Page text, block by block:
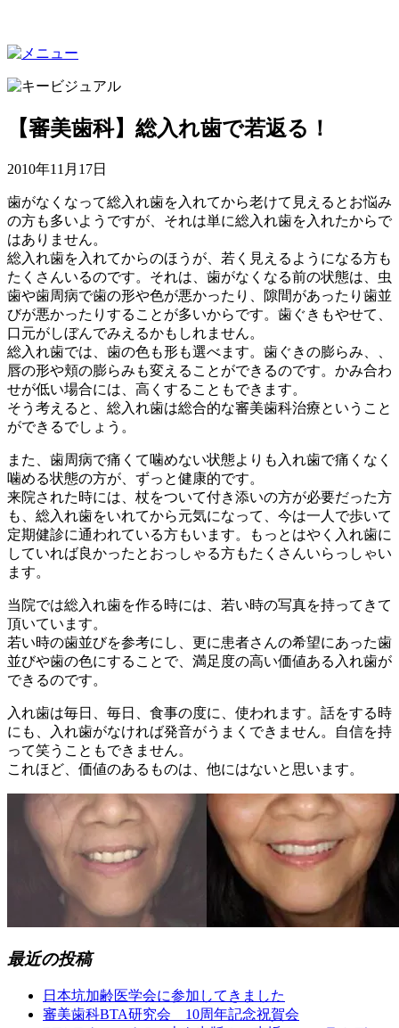
【審美歯科】総入れ歯で若返る！
2010年11月17日
歯がなくなって総入れ歯を入れてから老けて見えるとお悩み
の方も多いようですが、それは単に総入れ歯を入れたからで
はありません。
総入れ歯を入れてからのほうが、若く見えるようになる方も
たくさんいるのです。それは、歯がなくなる前の状態は、虫
歯や歯周病で歯の形や色が悪かったり、隙間があったり歯並
びが悪かったりすることが多いからです。歯ぐきもやせて、
口元がしぼんでみえるかもしれません。
総入れ歯では、歯の色も形も選べます。歯ぐきの膨らみ、、
唇の形や頬の膨らみも変えることができるのです。かみ合わ
せが低い場合には、高くすることもできます。
そう考えると、総入れ歯は総合的な審美歯科治療ということ
ができるでしょう。
また、歯周病で痛くて噛めない状態よりも入れ歯で痛くなく
噛める状態の方が、ずっと健康的です。
来院された時には、杖をついて付き添いの方が必要だった方
も、総入れ歯をいれてから元気になって、今は一人で歩いて
定期健診に通われている方もいます。もっとはやく入れ歯に
していれば良かったとおっしゃる方もたくさんいらっしゃい
ます。
当院では総入れ歯を作る時には、若い時の写真を持ってきて
頂いています。
若い時の歯並びを参考にし、更に患者さんの希望にあった歯
並びや歯の色にすることで、満足度の高い価値ある入れ歯が
できるのです。
入れ歯は毎日、毎日、食事の度に、使われます。話をする時
にも、入れ歯がなければ発音がうまくできません。自信を持
って笑うこともできません。
これほど、価値のあるものは、他にはないと思います。
最近の投稿
日本坑加齢医学会に参加してきました
審美歯科BTA研究会 10周年記念祝賀会